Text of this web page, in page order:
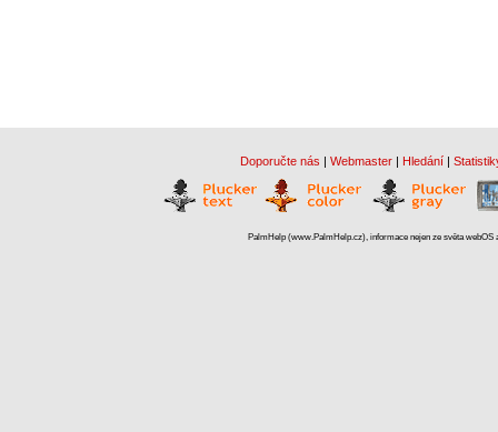
Doporučte nás | Webmaster | Hledání |
PalmHelp (www.PalmHelp.cz), informace nejen ze světa